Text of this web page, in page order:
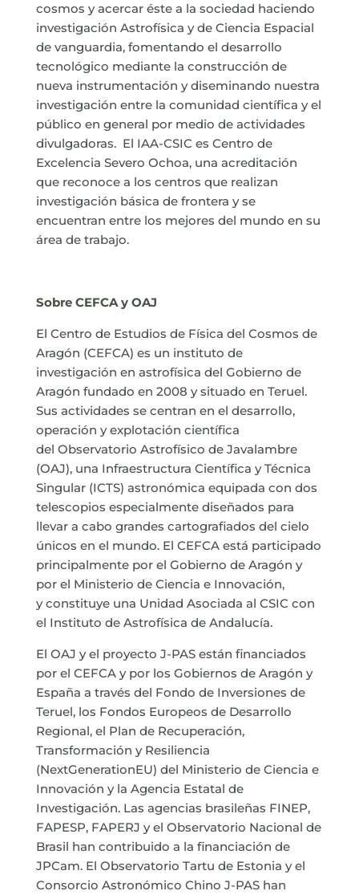
cosmos y acercar éste a la sociedad haciendo
investigación Astrofísica y de Ciencia Espacial
de vanguardia, fomentando el desarrollo
tecnológico mediante la construcción de
nueva instrumentación y diseminando nuestra
investigación entre la comunidad científica y el
público en general por medio de actividades
divulgadoras. El IAA-CSIC es Centro de
Excelencia Severo Ochoa, una acreditación
que reconoce a los centros que realizan
investigación básica de frontera y se
encuentran entre los mejores del mundo en su
área de trabajo.
Sobre CEFCA y OAJ
El Centro de Estudios de Física del Cosmos de
Aragón (CEFCA) es un instituto de
investigación en astrofísica del Gobierno de
Aragón fundado en 2008 y situado en Teruel.
Sus actividades se centran en el desarrollo,
operación y explotación científica
del Observatorio Astrofísico de Javalambre
(OAJ), una Infraestructura Científica y Técnica
Singular (ICTS) astronómica equipada con dos
telescopios especialmente diseñados para
llevar a cabo grandes cartografiados del cielo
únicos en el mundo. El CEFCA está participado
principalmente por el Gobierno de Aragón y
por el Ministerio de Ciencia e Innovación,
y constituye una Unidad Asociada al CSIC con
el Instituto de Astrofísica de Andalucía.
El OAJ y el proyecto J-PAS están financiados
por el CEFCA y por los Gobiernos de Aragón y
España a través del Fondo de Inversiones de
Teruel, los Fondos Europeos de Desarrollo
Regional, el Plan de Recuperación,
Transformación y Resiliencia
(NextGenerationEU) del Ministerio de Ciencia e
Innovación y la Agencia Estatal de
Investigación. Las agencias brasileñas FINEP,
FAPESP, FAPERJ y el Observatorio Nacional de
Brasil han contribuido a la financiación de
JPCam. El Observatorio Tartu de Estonia y el
Consorcio Astronómico Chino J-PAS han